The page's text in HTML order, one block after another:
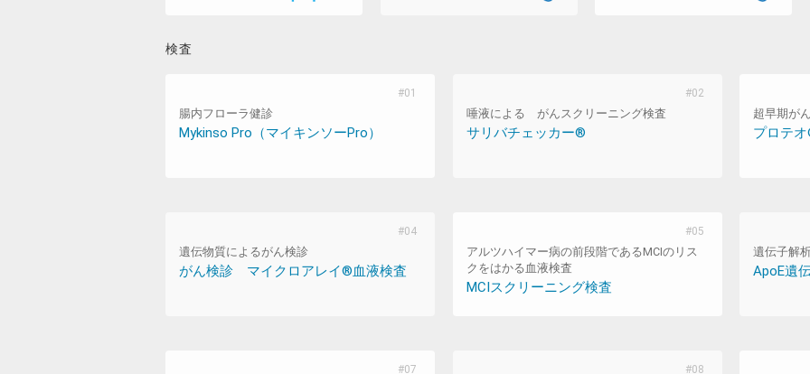
検査
腸内フローラ健診
Mykinso Pro（マイキンソーPro）
唾液による がんスクリーニング検査
サリバチェッカー®
超早期が
プロテ
遺伝物質によるがん検診
がん検診 マイクロアレイ®血液検査
アルツハイマー病の前段階であるMCIのリス
クをはかる血液検査
MCIスクリーニング検査
遺伝子解
ApoE遺